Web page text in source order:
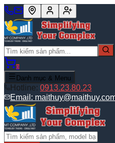
0
Danh mục & Menu
Hotline: 0913.23.80.23
Email: